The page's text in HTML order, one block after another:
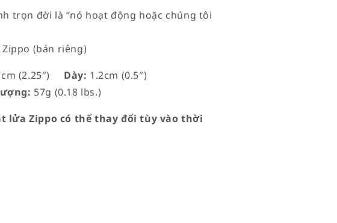
trọn đời là “nó hoạt động hoặc chúng tôi
(bán riêng)
(2.25″) Dày: 1.2cm (0.5″)
57g (0.18 lbs.)
lửa Zippo có thể thay đổi tùy vào thời